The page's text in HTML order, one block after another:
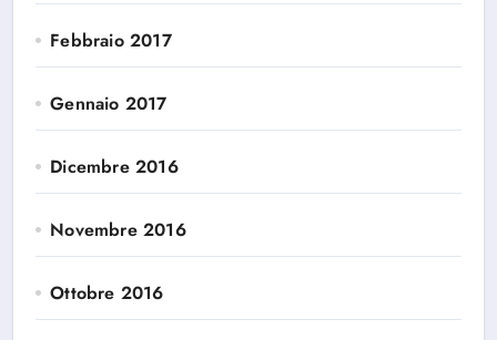
Febbraio 2017
Gennaio 2017
Dicembre 2016
Novembre 2016
Ottobre 2016